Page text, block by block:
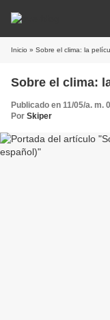
Inicio » Sobre el clima: la
Sobre el clima:
Publicado en 11/05/a. m.
Por Skiper